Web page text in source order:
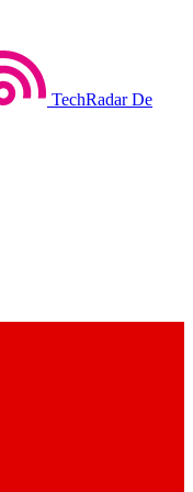
TechRadar De